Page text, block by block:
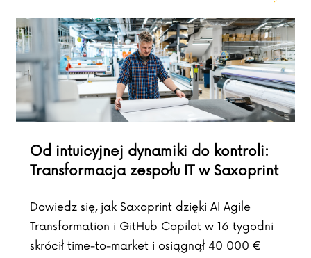
Od intuicyjnej dynamiki do kontroli:
Transformacja zespołu IT w Saxoprint
Dowiedz się, jak Saxoprint dzięki AI Agile
Transformation i GitHub Copilot w 16 tygodni
skrócił time-to-market i osiągnął 40 000 €